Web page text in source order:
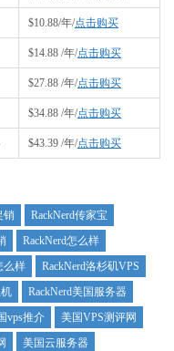
$10.88/年/点击购买
$14.88 /年/点击购买
$27.88 /年/点击购买
$34.88 /年/点击购买
$43.39 /年/点击购买
销
RackNerd传家宝
RackNerd怎么样
么样
RackNerd洛杉矶VPS
RackNerd美国服务器
vps推介
美国VPS测评网
美国云服务器